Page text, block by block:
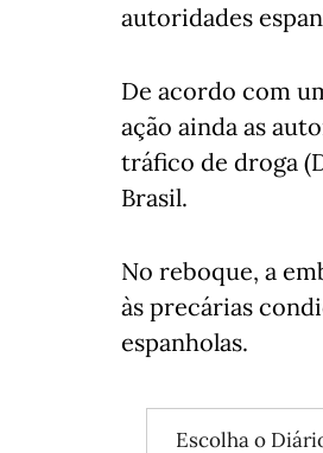
autoridades
De acordo com
ação ainda as
tráfico de droga
Brasil.
No reboque, a
às precárias
espanholas.
Escolha o